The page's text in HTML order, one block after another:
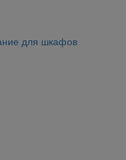
для шкафов